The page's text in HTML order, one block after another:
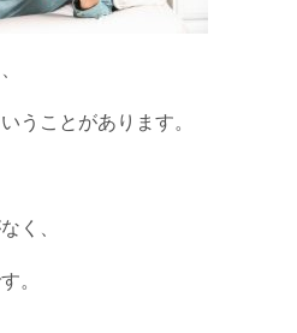
うことがあります。
く、
。